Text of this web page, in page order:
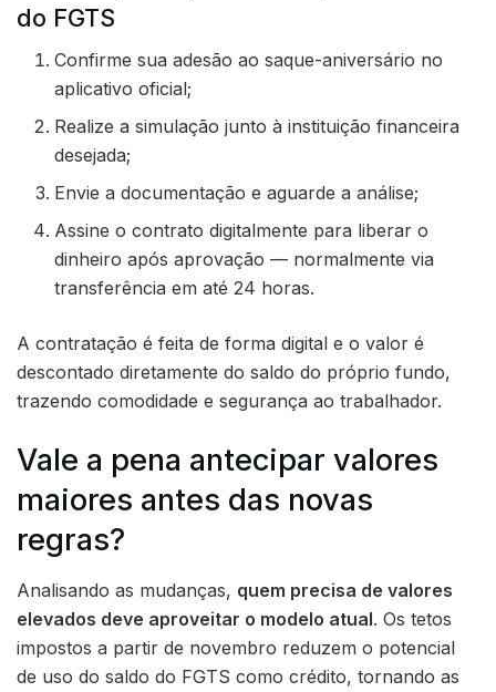
do FGTS
Confirme sua adesão ao saque-aniversário no
aplicativo oficial;
Realize a simulação junto à instituição financeira
desejada;
Envie a documentação e aguarde a análise;
Assine o contrato digitalmente para liberar o
dinheiro após aprovação — normalmente via
transferência em até 24 horas.
A contratação é feita de forma digital e o valor é
descontado diretamente do saldo do próprio fundo,
trazendo comodidade e segurança ao trabalhador.
Vale a pena antecipar valores
maiores antes das novas
regras?
Analisando as mudanças, quem precisa de valores
elevados deve aproveitar o modelo atual. Os tetos
impostos a partir de novembro reduzem o potencial
de uso do saldo do FGTS como crédito, tornando as